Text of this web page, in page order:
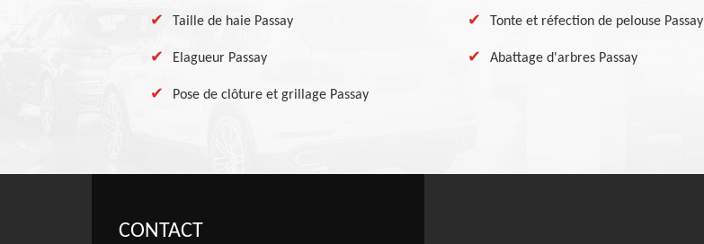
Taille de haie Passay Tonte et réfection de pelouse Passay
Elagueur Passay Abattage d'arbres Passay
Pose de clôture et grillage Passay
CONTACT